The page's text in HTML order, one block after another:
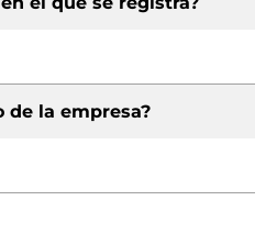
de la empresa?